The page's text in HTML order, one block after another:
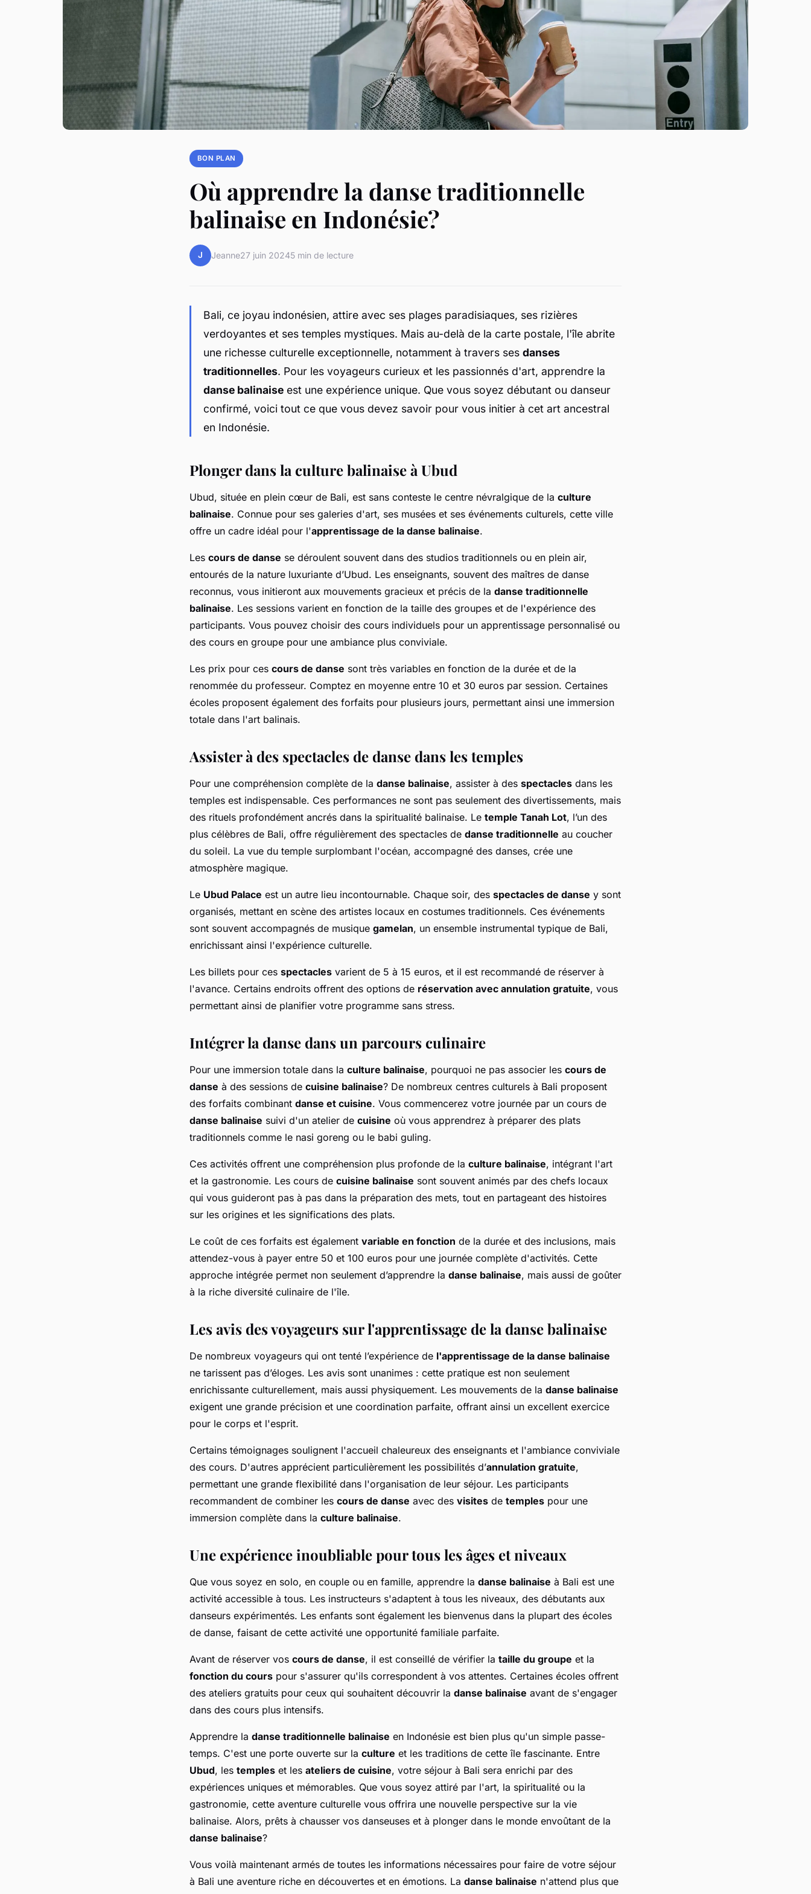
BON PLAN
Où apprendre la danse traditionnelle
balinaise en Indonésie?
J Jeanne27 juin 20245 min de lecture
Bali, ce joyau indonésien, attire avec ses plages paradisiaques, ses rizières
verdoyantes et ses temples mystiques. Mais au-delà de la carte postale, l'île abrite
une richesse culturelle exceptionnelle, notamment à travers ses danses
traditionnelles. Pour les voyageurs curieux et les passionnés d'art, apprendre la
danse balinaise est une expérience unique. Que vous soyez débutant ou danseur
confirmé, voici tout ce que vous devez savoir pour vous initier à cet art ancestral
en Indonésie.
Plonger dans la culture balinaise à Ubud
Ubud, située en plein cœur de Bali, est sans conteste le centre névralgique de la culture
balinaise. Connue pour ses galeries d'art, ses musées et ses événements culturels, cette ville
offre un cadre idéal pour l'apprentissage de la danse balinaise.
Les cours de danse se déroulent souvent dans des studios traditionnels ou en plein air,
entourés de la nature luxuriante d’Ubud. Les enseignants, souvent des maîtres de danse
reconnus, vous initieront aux mouvements gracieux et précis de la danse traditionnelle
balinaise. Les sessions varient en fonction de la taille des groupes et de l'expérience des
participants. Vous pouvez choisir des cours individuels pour un apprentissage personnalisé ou
des cours en groupe pour une ambiance plus conviviale.
Les prix pour ces cours de danse sont très variables en fonction de la durée et de la
renommée du professeur. Comptez en moyenne entre 10 et 30 euros par session. Certaines
écoles proposent également des forfaits pour plusieurs jours, permettant ainsi une immersion
totale dans l'art balinais.
Assister à des spectacles de danse dans les temples
Pour une compréhension complète de la danse balinaise, assister à des spectacles dans les
temples est indispensable. Ces performances ne sont pas seulement des divertissements, mais
des rituels profondément ancrés dans la spiritualité balinaise. Le temple Tanah Lot, l’un des
plus célèbres de Bali, offre régulièrement des spectacles de danse traditionnelle au coucher
du soleil. La vue du temple surplombant l'océan, accompagné des danses, crée une
atmosphère magique.
Le Ubud Palace est un autre lieu incontournable. Chaque soir, des spectacles de danse y sont
organisés, mettant en scène des artistes locaux en costumes traditionnels. Ces événements
sont souvent accompagnés de musique gamelan, un ensemble instrumental typique de Bali,
enrichissant ainsi l'expérience culturelle.
Les billets pour ces spectacles varient de 5 à 15 euros, et il est recommandé de réserver à
l'avance. Certains endroits offrent des options de réservation avec annulation gratuite, vous
permettant ainsi de planifier votre programme sans stress.
Intégrer la danse dans un parcours culinaire
Pour une immersion totale dans la culture balinaise, pourquoi ne pas associer les cours de
danse à des sessions de cuisine balinaise? De nombreux centres culturels à Bali proposent
des forfaits combinant danse et cuisine. Vous commencerez votre journée par un cours de
danse balinaise suivi d'un atelier de cuisine où vous apprendrez à préparer des plats
traditionnels comme le nasi goreng ou le babi guling.
Ces activités offrent une compréhension plus profonde de la culture balinaise, intégrant l'art
et la gastronomie. Les cours de cuisine balinaise sont souvent animés par des chefs locaux
qui vous guideront pas à pas dans la préparation des mets, tout en partageant des histoires
sur les origines et les significations des plats.
Le coût de ces forfaits est également variable en fonction de la durée et des inclusions, mais
attendez-vous à payer entre 50 et 100 euros pour une journée complète d'activités. Cette
approche intégrée permet non seulement d’apprendre la danse balinaise, mais aussi de goûter
à la riche diversité culinaire de l'île.
Les avis des voyageurs sur l'apprentissage de la danse balinaise
De nombreux voyageurs qui ont tenté l’expérience de l'apprentissage de la danse balinaise
ne tarissent pas d’éloges. Les avis sont unanimes : cette pratique est non seulement
enrichissante culturellement, mais aussi physiquement. Les mouvements de la danse balinaise
exigent une grande précision et une coordination parfaite, offrant ainsi un excellent exercice
pour le corps et l'esprit.
Certains témoignages soulignent l'accueil chaleureux des enseignants et l'ambiance conviviale
des cours. D'autres apprécient particulièrement les possibilités d’annulation gratuite,
permettant une grande flexibilité dans l'organisation de leur séjour. Les participants
recommandent de combiner les cours de danse avec des visites de temples pour une
immersion complète dans la culture balinaise.
Une expérience inoubliable pour tous les âges et niveaux
Que vous soyez en solo, en couple ou en famille, apprendre la danse balinaise à Bali est une
activité accessible à tous. Les instructeurs s'adaptent à tous les niveaux, des débutants aux
danseurs expérimentés. Les enfants sont également les bienvenus dans la plupart des écoles
de danse, faisant de cette activité une opportunité familiale parfaite.
Avant de réserver vos cours de danse, il est conseillé de vérifier la taille du groupe et la
fonction du cours pour s'assurer qu'ils correspondent à vos attentes. Certaines écoles offrent
des ateliers gratuits pour ceux qui souhaitent découvrir la danse balinaise avant de s'engager
dans des cours plus intensifs.
Apprendre la danse traditionnelle balinaise en Indonésie est bien plus qu'un simple passe-
temps. C'est une porte ouverte sur la culture et les traditions de cette île fascinante. Entre
Ubud, les temples et les ateliers de cuisine, votre séjour à Bali sera enrichi par des
expériences uniques et mémorables. Que vous soyez attiré par l'art, la spiritualité ou la
gastronomie, cette aventure culturelle vous offrira une nouvelle perspective sur la vie
balinaise. Alors, prêts à chausser vos danseuses et à plonger dans le monde envoûtant de la
danse balinaise?
Vous voilà maintenant armés de toutes les informations nécessaires pour faire de votre séjour
à Bali une aventure riche en découvertes et en émotions. La danse balinaise n'attend plus que